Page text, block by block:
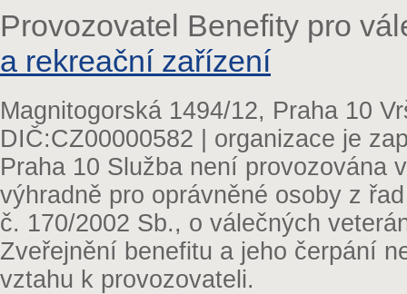
Provozovatel Benefity pro
a rekreační zařízení
Magnitogorská 1494/12, Praha 10
DIČ:CZ00000582 | organizace je
Praha 10 Služba není provozována
výhradně pro oprávněné osoby z
č. 170/2002 Sb., o válečných
Zveřejnění benefitu a jeho čerpání
vztahu k provozovateli.